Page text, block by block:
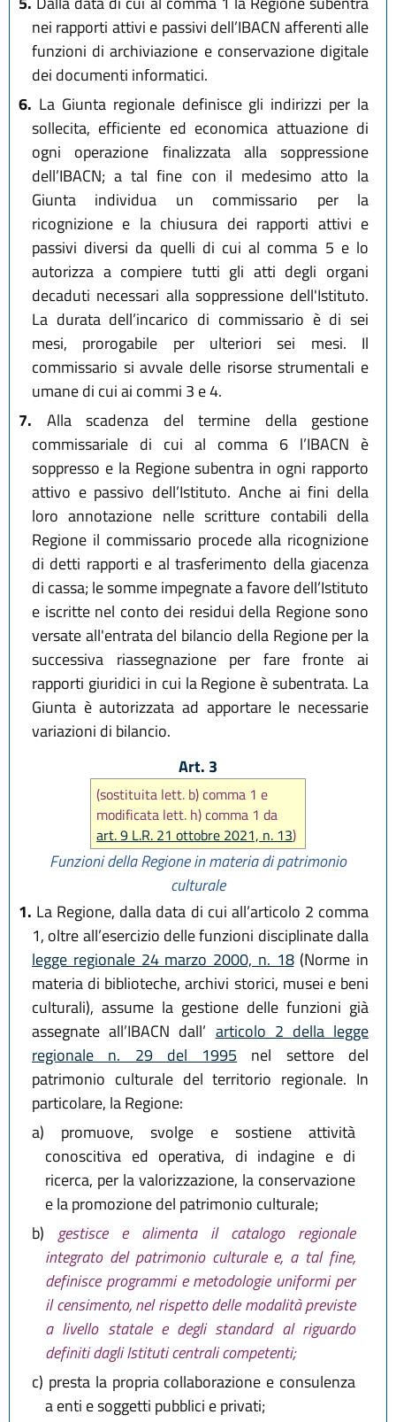
nei rapporti attivi e passivi dell’IBACN afferenti alle
funzioni di archiviazione e conservazione digitale
dei documenti informatici.
6. La Giunta regionale definisce gli indirizzi per la
sollecita, efficiente ed economica attuazione di
ogni operazione finalizzata alla soppressione
dell’IBACN; a tal fine con il medesimo atto la
Giunta individua un commissario per la
ricognizione e la chiusura dei rapporti attivi e
passivi diversi da quelli di cui al comma 5 e lo
autorizza a compiere tutti gli atti degli organi
decaduti necessari alla soppressione dell'Istituto.
La durata dell’incarico di commissario è di sei
mesi, prorogabile per ulteriori sei mesi. Il
commissario si avvale delle risorse strumentali e
umane di cui ai commi 3 e 4.
7. Alla scadenza del termine della gestione
commissariale di cui al comma 6 l’IBACN è
soppresso e la Regione subentra in ogni rapporto
attivo e passivo dell’Istituto. Anche ai fini della
loro annotazione nelle scritture contabili della
Regione il commissario procede alla ricognizione
di detti rapporti e al trasferimento della giacenza
di cassa; le somme impegnate a favore dell’Istituto
e iscritte nel conto dei residui della Regione sono
versate all'entrata del bilancio della Regione per la
successiva riassegnazione per fare fronte ai
rapporti giuridici in cui la Regione è subentrata. La
Giunta è autorizzata ad apportare le necessarie
variazioni di bilancio.
Art. 3
(sostituita lett. b) comma 1 e
modificata lett. h) comma 1 da
art. 9 L.R. 21 ottobre 2021, n. 13)
Funzioni della Regione in materia di patrimonio
culturale
1. La Regione, dalla data di cui all’articolo 2 comma
1, oltre all’esercizio delle funzioni disciplinate dalla
legge regionale 24 marzo 2000, n. 18(Norme in
materia di biblioteche, archivi storici, musei e beni
culturali), assume la gestione delle funzioni già
assegnate all’IBACN dall’ articolo 2 della legge
regionale n. 29 del 1995 nel settore del
patrimonio culturale del territorio regionale. In
particolare, la Regione:
a) promuove, svolge e sostiene attività
conoscitiva ed operativa, di indagine e di
ricerca, per la valorizzazione, la conservazione
e la promozione del patrimonio culturale;
b) gestisce e alimenta il catalogo regionale
integrato del patrimonio culturale e, a tal fine,
definisce programmi e metodologie uniformi per
il censimento, nel rispetto delle modalità previste
a livello statale e degli standard al riguardo
definiti dagli Istituti centrali competenti;
c) presta la propria collaborazione e consulenza
a enti e soggetti pubblici e privati;